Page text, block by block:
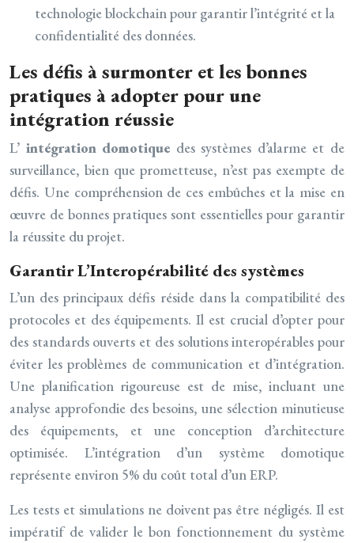
technologie blockchain pour garantir l’intégrité et la
confidentialité des données.
Les défis à surmonter et les bonnes
pratiques à adopter pour une
intégration réussie
L’ intégration domotique des systèmes d’alarme et de
surveillance, bien que prometteuse, n’est pas exempte de
défis. Une compréhension de ces embûches et la mise en
œuvre de bonnes pratiques sont essentielles pour garantir
la réussite du projet.
Garantir L’Interopérabilité des systèmes
L’un des principaux défis réside dans la compatibilité des
protocoles et des équipements. Il est crucial d’opter pour
des standards ouverts et des solutions interopérables pour
éviter les problèmes de communication et d’intégration.
Une planification rigoureuse est de mise, incluant une
analyse approfondie des besoins, une sélection minutieuse
des équipements, et une conception d’architecture
optimisée. L’intégration d’un système domotique
représente environ 5% du coût total d’un ERP.
Les tests et simulations ne doivent pas être négligés. Il est
impératif de valider le bon fonctionnement du système